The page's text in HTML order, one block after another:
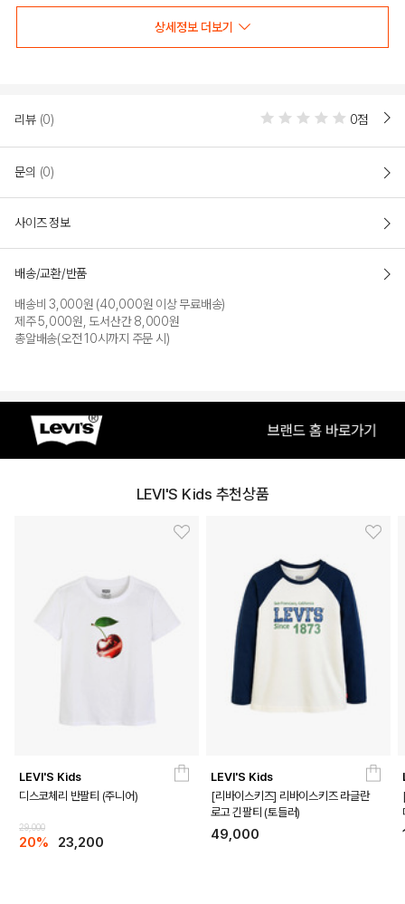
COLOR
DEEP BLUE
상세정보 더보기
리뷰 (0) 0점
문의 (0)
사이즈 정보
배송/교환/반품
배송비 3,000원 (40,000원 이상 무료배송)
제주 5,000원, 도서산간 8,000원
총알배송(오전 10시까지 주문 시)
LEVI'S Kids 추천상품
LEVI'S Kids
디스코체리 반팔티 (주니어)
29,000
20% 23,200
LEVI'S Kids
[리바이스키즈] 리바이스키즈 라글란
로고 긴팔티 (토들러)
49,000